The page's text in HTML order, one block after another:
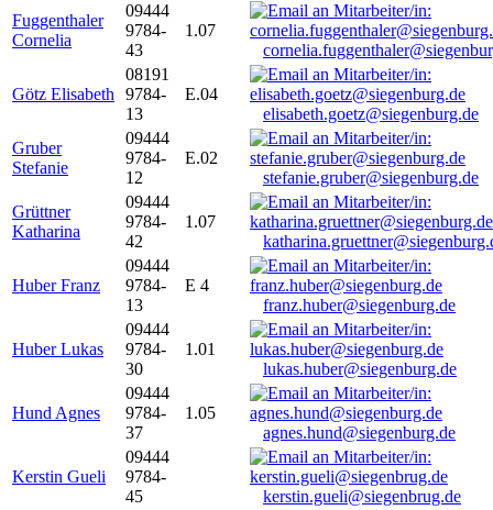
Fuggenthaler
Cornelia
09444
9784-
43
1.07
Götz Elisabeth
08191
9784-
13
E.04
elisabeth.goetz@siegenburg.de
Gruber
Stefanie
09444
9784-
12
E.02
stefanie.gruber@siegenburg.de
Grüttner
Katharina
09444
9784-
42
1.07
Huber Franz
09444
9784-
13
E 4
franz.huber@siegenburg.de
Huber Lukas
09444
9784-
30
1.01
lukas.huber@siegenburg.de
Hund Agnes
09444
9784-
37
1.05
agnes.hund@siegenburg.de
Kerstin Gueli
09444
9784-
45
kerstin.gueli@siegenbrug.de